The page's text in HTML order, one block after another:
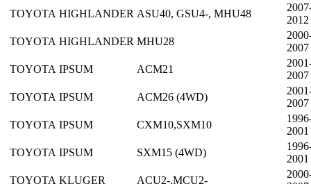
TOYOTA HIGHLANDER ASU40, GSU4-, MHU48
2012
TOYOTA HIGHLANDER MHU28
2007
TOYOTA IPSUM ACM21
2007
TOYOTA IPSUM ACM26 (4WD)
2007
TOYOTA IPSUM CXM10,SXM10
2001
TOYOTA IPSUM SXM15 (4WD)
2001
TOYOTA KLUGER ACU2-,MCU2-